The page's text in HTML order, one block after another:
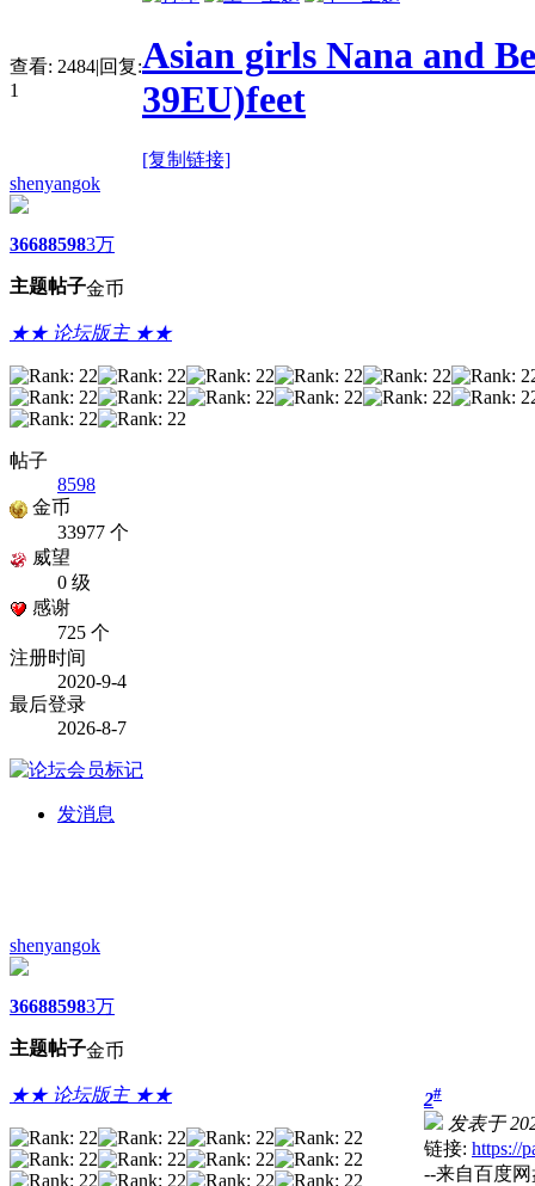
查看: 2484|回复:
1
Asian girls Nana and
39EU)feet
[复制链接]
shenyangok
3668
主题
8598
帖子
3万
金币
★★ 论坛版主 ★★
帖子
8598
金币
33977 个
威望
0 级
感谢
725 个
注册时间
2020-9-4
最后登录
2026-8-7
发消息
shenyangok
3668
主题
8598
帖子
3万
金币
★★ 论坛版主 ★★ 2#
发表于
链接: https://
--来自百度